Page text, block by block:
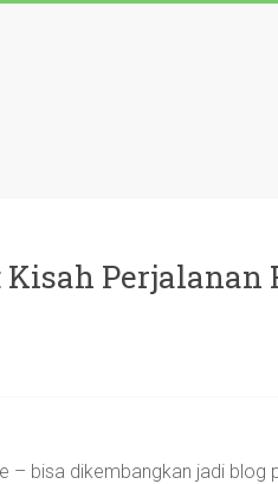
Perjalanan
– bisa dikembangkan jadi blog